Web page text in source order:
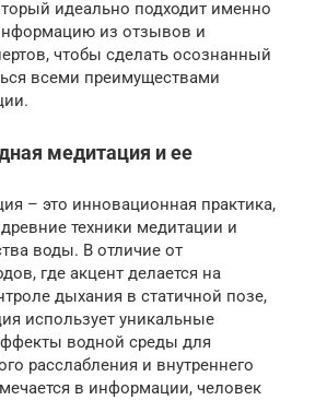
идеально подходит именно
из отзывов и
чтобы сделать осознанный
всеми преимуществами
медитация и ее
– это инновационная практика,
техники медитации и
воды. В отличие от
где акцент делается на
дыхания в статичной позе,
использует уникальные
водной среды для
расслабления и внутреннего
в информации, человек